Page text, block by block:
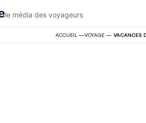
le média des voyageurs
ACCUEIL —VOYAGE—